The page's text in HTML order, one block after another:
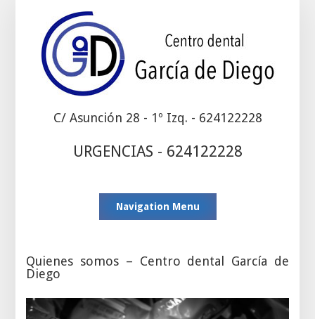
C/ Asunción 28 - 1º Izq. - 624122228
URGENCIAS - 624122228
Navigation Menu
Quienes somos – Centro dental García de
Diego